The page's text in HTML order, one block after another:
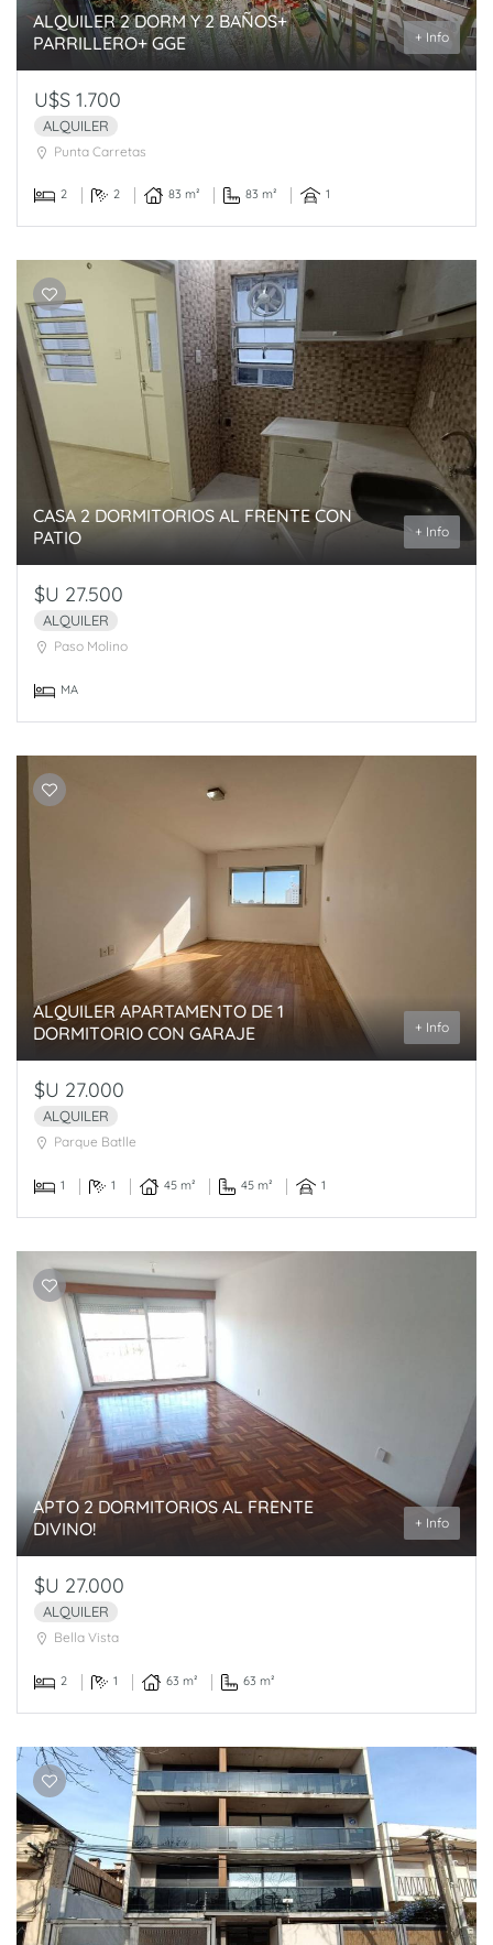
ALQUILER 2 DORM Y 2 BAÑOS+
PARRILLERO+ GGE
+ Info
U$S 1.700
ALQUILER
Punta Carretas
2 2 83 m² 83 m² 1
CASA 2 DORMITORIOS AL FRENTE CON
PATIO
+ Info
$U 27.500
ALQUILER
Paso Molino
MA
ALQUILER APARTAMENTO DE 1
DORMITORIO CON GARAJE
+ Info
$U 27.000
ALQUILER
Parque Batlle
1 1 45 m² 45 m² 1
APTO 2 DORMITORIOS AL FRENTE
DIVINO!
+ Info
$U 27.000
ALQUILER
Bella Vista
2 1 63 m² 63 m²